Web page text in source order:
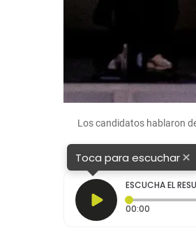
Los candidatos hablaron
Toca para escuchar×
ESCUCHA EL
00:00